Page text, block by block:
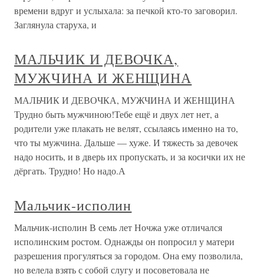
времени вдруг и услыхала: за печкой кто-то заговорил.
Заглянула старуха, и
МАЛЬЧИК И ДЕВОЧКА,
МУЖЧИНА И ЖЕНЩИНА
МАЛЬЧИК И ДЕВОЧКА, МУЖЧИНА И ЖЕНЩИНА
Трудно быть мужчиною!Тебе ещё и двух лет нет, а
родители уже плакать не велят, ссылаясь именно на то,
что ты мужчина. Дальше — хуже. И тяжесть за девочек
надо носить, и в дверь их пропускать, и за косички их не
дёргать. Трудно! Но надо.А
Мальчик-исполин
Мальчик-исполин В семь лет Ночжа уже отличался
исполинским ростом. Однажды он попросил у матери
разрешения прогуляться за городом. Она ему позволила,
но велела взять с собой слугу и посоветовала не